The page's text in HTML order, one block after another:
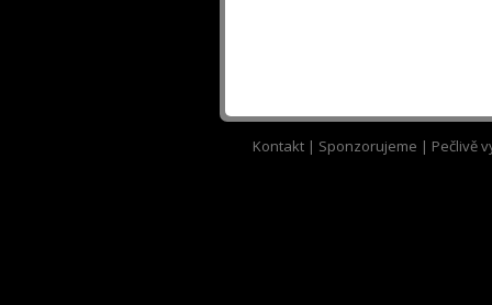
Kontakt | Sponzorujeme | Pečlivě